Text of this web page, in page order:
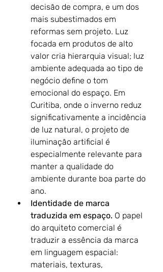
decisão de compra, e um dos
mais subestimados em
reformas sem projeto. Luz
focada em produtos de alto
valor cria hierarquia visual; luz
ambiente adequada ao tipo de
negócio define o tom
emocional do espaço. Em
Curitiba, onde o inverno reduz
significativamente a incidência
de luz natural, o projeto de
iluminação artificial é
especialmente relevante para
manter a qualidade do
ambiente durante boa parte do
ano.
Identidade de marca
traduzida em espaço. O papel
do arquiteto comercial é
traduzir a essência da marca
em linguagem espacial:
materiais, texturas,